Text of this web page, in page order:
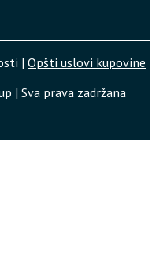
| Opšti uslovi kupovine
| Sva prava zadržana